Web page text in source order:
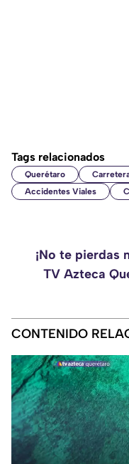
Tags relacionados
Querétaro
Accidentes Viales
¡No te pierdas
TV Azteca
CONTENIDO